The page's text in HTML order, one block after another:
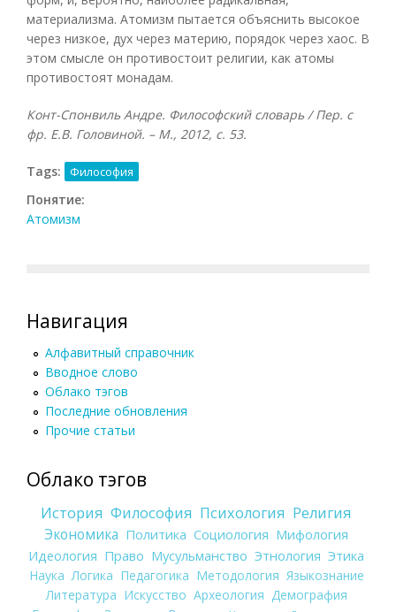
материализма. Атомизм пытается объяснить высокое
через низкое, дух через материю, порядок через хаос. В
этом смысле он противостоит религии, как атомы
противостоят монадам.
Конт-Спонвиль Андре. Философский словарь / Пер. с
фр. Е.В. Головиной. – М., 2012, с. 53.
Tags: Философия
Понятие:
Атомизм
Навигация
Алфавитный справочник
Вводное слово
Облако тэгов
Последние обновления
Прочие статьи
Облако тэгов
История Философия Психология Религия
Экономика Политика Социология Мифология
Идеология Право Мусульманство Этнология Этика
Наука Логика Педагогика Методология Языкознание
Литература Искусство Археология Демография